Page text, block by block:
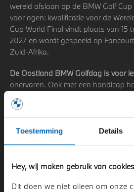
Toestemming Details
Hey, wij maken gebruik van
Dit doen we niet alleen om onze
wereld afslaan op de BMW Golf
voor ogen: kwalificatie voor de
Cup World Final vindt plaats van 15
2027 en wordt gespeeld op
Zuid-Afrika.
De Oostland BMW Golfdag is voor
onervaren. Ook met een handicap
kwalificeren voor de finales van de
wel in bezit te zijn van een geldig
Tijdens de Oostland BMW Golfdag
Texas Scramble. U speelt in een
28,4 bemachtigen een ticket voor de
de BMW Golf Cup.